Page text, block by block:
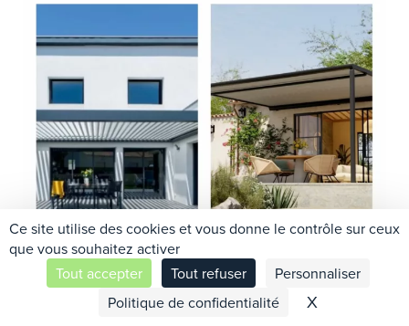
Ce site utilise des cookies et vous donne le contrôle sur ceux
que vous souhaitez activer
Tout accepter
Tout refuser
Personnaliser
Politique de confidentialité
XMasquer le
Contactez-nous